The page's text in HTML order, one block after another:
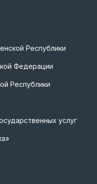
Республики
Федерации
Республики
услуг